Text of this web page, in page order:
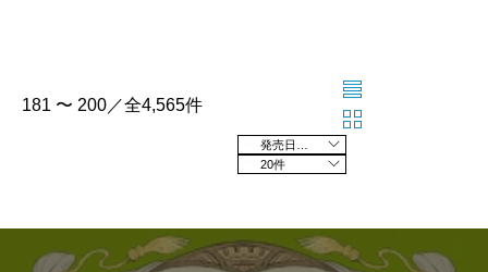
181 〜 200／全4,565件
20件